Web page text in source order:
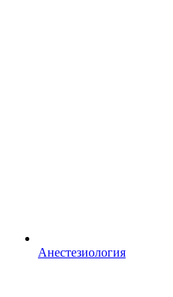
Анестезиология